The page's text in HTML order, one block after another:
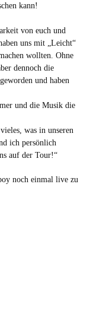
kann!
von euch und
uns mit „Leicht“
wollten. Ohne
dennoch die
und haben
und die Musik die
was in unseren
ich persönlich
auf der Tour!“
noch einmal live zu